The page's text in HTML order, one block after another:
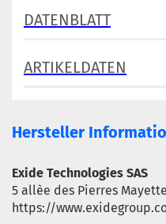
DATENBLATT
ARTIKELDATEN
Hersteller
Exide Technologies SAS
5 allèe des Pierres
https://